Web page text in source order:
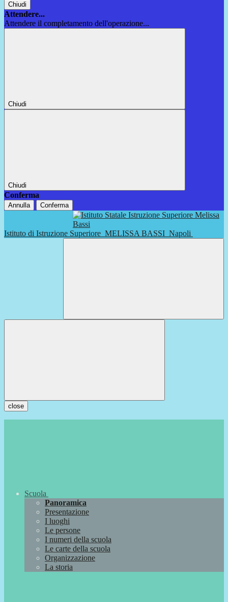
Chiudi
Attendere...
Attendere il completamento dell'operazione...
Chiudi
Chiudi
Conferma
Annulla Conferma
Istituto di Istruzione Superiore MELISSA BASSI Napoli
close
Scuola
Panoramica
Presentazione
I luoghi
Le persone
I numeri della scuola
Le carte della scuola
Organizzazione
La storia